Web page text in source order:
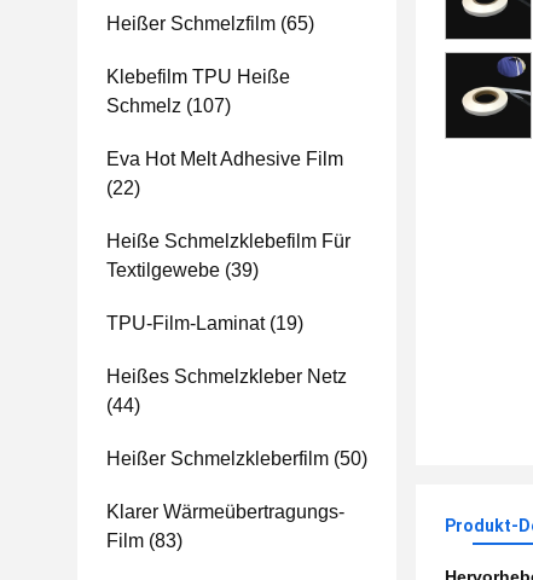
Heißer Schmelzfilm (65)
Klebefilm TPU Heiße
Schmelz (107)
Eva Hot Melt Adhesive Film
(22)
Heiße Schmelzklebefilm Für
Textilgewebe (39)
TPU-Film-Laminat(19)
Heißes Schmelzkleber Netz
(44)
Heißer Schmelzkleberfilm (50)
Klarer Wärmeübertragungs-
Film (83)
Produkt-